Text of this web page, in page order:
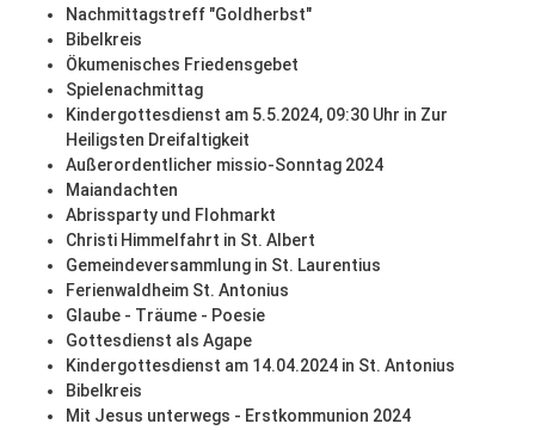
Nachmittagstreff "Goldherbst"
Bibelkreis
Ökumenisches Friedensgebet
Spielenachmittag
Kindergottesdienst am 5.5.2024, 09:30 Uhr in Zur
Heiligsten Dreifaltigkeit
Außerordentlicher missio-Sonntag 2024
Maiandachten
Abrissparty und Flohmarkt
Christi Himmelfahrt in St. Albert
Gemeindeversammlung in St. Laurentius
Ferienwaldheim St. Antonius
Glaube - Träume - Poesie
Gottesdienst als Agape
Kindergottesdienst am 14.04.2024 in St. Antonius
Bibelkreis
Mit Jesus unterwegs - Erstkommunion 2024